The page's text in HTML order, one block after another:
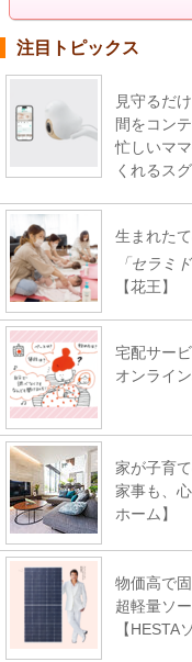
注目トピックス
見守るだ
間をコン
忙しいマ
くれるス
生まれた
「セラミ
【花王】
宅配サー
オンライ
家が子育
家事も、
ホーム】
物価高で
超軽量ソ
【HESTA